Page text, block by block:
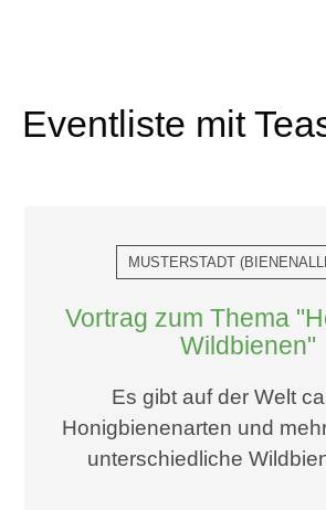
Eventliste mit
MUSTERSTADT(
Vortrag zum Thema
Wildbienen"
Es gibt auf der Welt
Honigbienenarten und
unterschiedliche